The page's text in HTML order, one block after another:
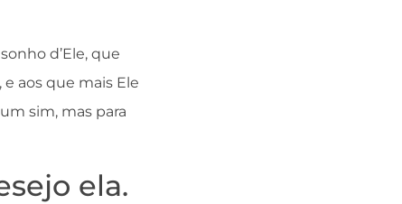
d’Ele, que
aos que mais Ele
sim, mas para
ela.